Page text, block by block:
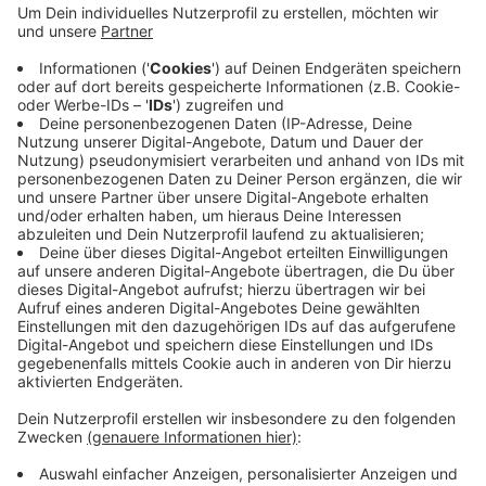
EN: Empfohlen wird eine Impfrate von 95 Prozent,
nach letzten Zahlen des Kreises sind es bei uns aber
nur 63 Prozent. Jetzt hat der Bundestag eine Masern-
Impfpflicht beschlossen: Kinder werden künftig nur
noch in einer Kita aufgenommen, wenn sie gegen
Masern geimpft sind. Die heimische
Bundestagsabgeordnete Katrin Helling-Plahr von der
FDP hat das Gesetz unterstützt. Masern können
tödliche Folgen haben, durch Impfungen wird die
Krankheit eingedämmt, sagt sie.
Anzeige